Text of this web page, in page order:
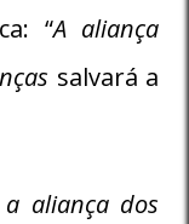
“A aliança
salvará a
aliança dos